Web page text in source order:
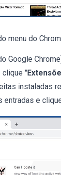
menu do
Google
clique "
instaladas
entradas e